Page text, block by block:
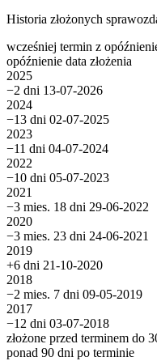
Historia złożonych
wcześniej termin z
opóźnienie data złożenia
2025
−2 dni 13-07-2026
2024
−13 dni 02-07-2025
2023
−11 dni 04-07-2024
2022
−10 dni 05-07-2023
2021
−3 mies. 18 dni 29-06-2022
2020
−3 mies. 23 dni 24-06-2021
2019
+6 dni 21-10-2020
2018
−2 mies. 7 dni 09-05-2019
2017
−12 dni 03-07-2018
złożone przed terminem do
ponad 90 dni po terminie